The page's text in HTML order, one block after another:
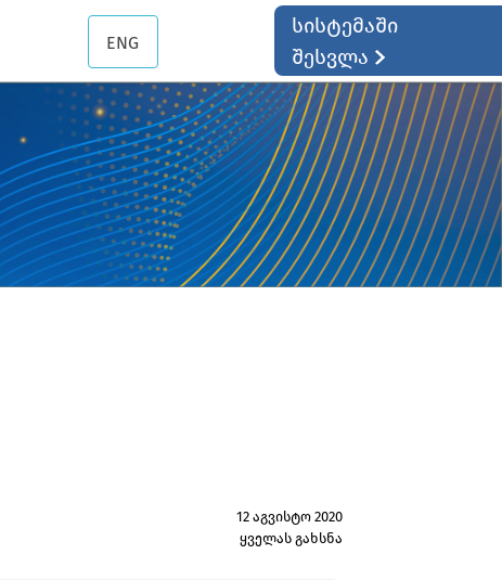
ENG
სისტემაში
შესვლა
12 აგვისტო 2020
ყველას გახსნა